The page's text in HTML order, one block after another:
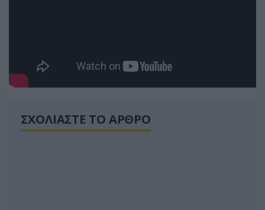
ΣΧΟΛΙΑΣΤΕ ΤΟ ΑΡΘΡΟ